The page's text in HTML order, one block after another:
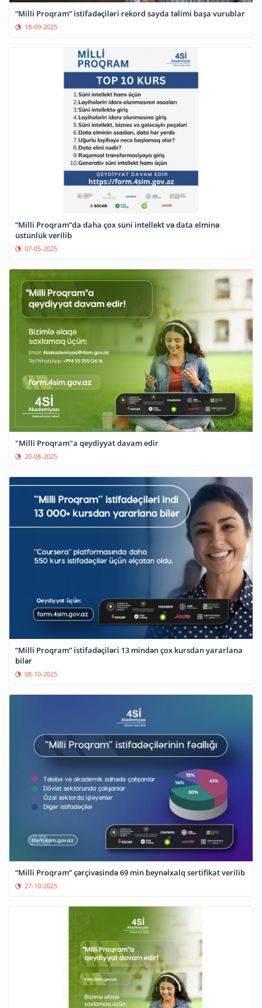
“Milli Proqram” istifadəçiləri rekord sayda təlimi başa vurublar
18-09-2025
“Milli Proqram”da daha çox süni intellekt və data elminə
üstünlük verilib
07-05-2025
"Milli Proqram"a qeydiyyat davam edir
20-08-2025
“Milli Proqram” istifadəçiləri 13 mindən çox kursdan yararlana
bilər
08-10-2025
“Milli Proqram” çərçivəsində 69 min beynəlxalq sertifikat verilib
27-10-2025